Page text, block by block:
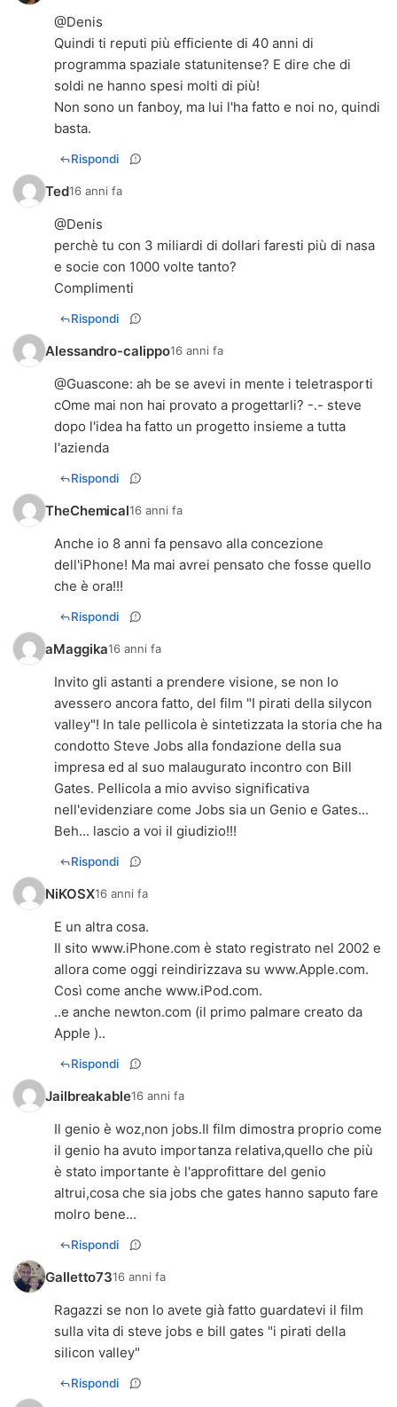
@Denis
Quindi ti reputi più efficiente di 40 anni di
programma spaziale statunitense? E dire che di
soldi ne hanno spesi molti di più!
Non sono un fanboy, ma lui l'ha fatto e noi no, quindi
basta.
Rispondi
Ted16 anni fa
@Denis
perchè tu con 3 miliardi di dollari faresti più di nasa
e socie con 1000 volte tanto?
Complimenti
Rispondi
Alessandro-calippo16 anni fa
@Guascone: ah be se avevi in mente i teletrasporti
cOme mai non hai provato a progettarli? -.- steve
dopo l'idea ha fatto un progetto insieme a tutta
l'azienda
Rispondi
TheChemical16 anni fa
Anche io 8 anni fa pensavo alla concezione
dell'iPhone! Ma mai avrei pensato che fosse quello
che è ora!!!
Rispondi
aMaggika16 anni fa
Invito gli astanti a prendere visione, se non lo
avessero ancora fatto, del film "I pirati della silycon
valley"! In tale pellicola è sintetizzata la storia che ha
condotto Steve Jobs alla fondazione della sua
impresa ed al suo malaugurato incontro con Bill
Gates. Pellicola a mio avviso significativa
nell'evidenziare come Jobs sia un Genio e Gates...
Beh... lascio a voi il giudizio!!!
Rispondi
NiKOSX16 anni fa
E un altra cosa.
Il sito www.iPhone.com è stato registrato nel 2002 e
allora come oggi reindirizzava su www.Apple.com.
Così come anche www.iPod.com.
..e anche newton.com (il primo palmare creato da
Apple )..
Rispondi
Jailbreakable16 anni fa
Il genio è woz,non jobs.Il film dimostra proprio come
il genio ha avuto importanza relativa,quello che più
è stato importante è l'approfittare del genio
altrui,cosa che sia jobs che gates hanno saputo fare
molro bene...
Rispondi
Galletto7316 anni fa
Ragazzi se non lo avete già fatto guardatevi il film
sulla vita di steve jobs e bill gates "i pirati della
silicon valley"
Rispondi